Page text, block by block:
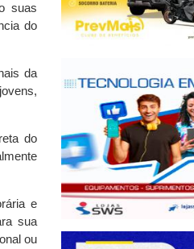
suas
do
da
do
e
sua
ou